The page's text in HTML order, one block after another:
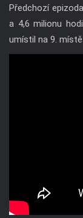
Předchozí
a 4,6 milionu
umístil na 9. místě